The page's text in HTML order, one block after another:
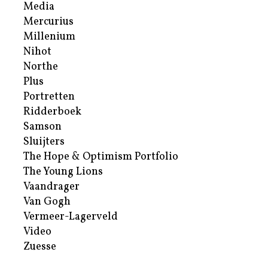
Media
Mercurius
Millenium
Nihot
Northe
Plus
Portretten
Ridderboek
Samson
Sluijters
The Hope & Optimism Portfolio
The Young Lions
Vaandrager
Van Gogh
Vermeer-Lagerveld
Video
Zuesse